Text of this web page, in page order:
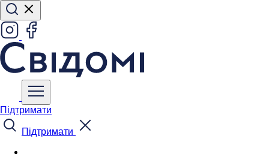
Підтримати
Підтримати